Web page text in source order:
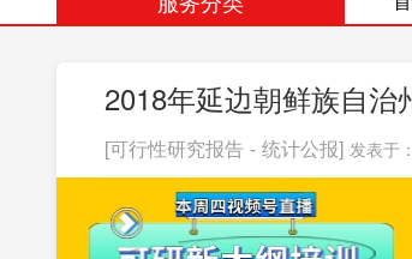
2018年延边朝鲜族自
[可行性研究报告 - 统计公报] 发表于